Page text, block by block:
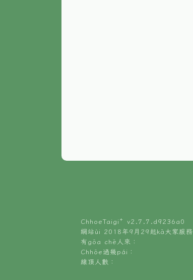
ChhoeTaigi⁺ v2.7.7.d9236a0
網站ùi 2018年9月29起kā大家服務
有gōa chē人來：
Chhōe過幾pái：
線頂人數：